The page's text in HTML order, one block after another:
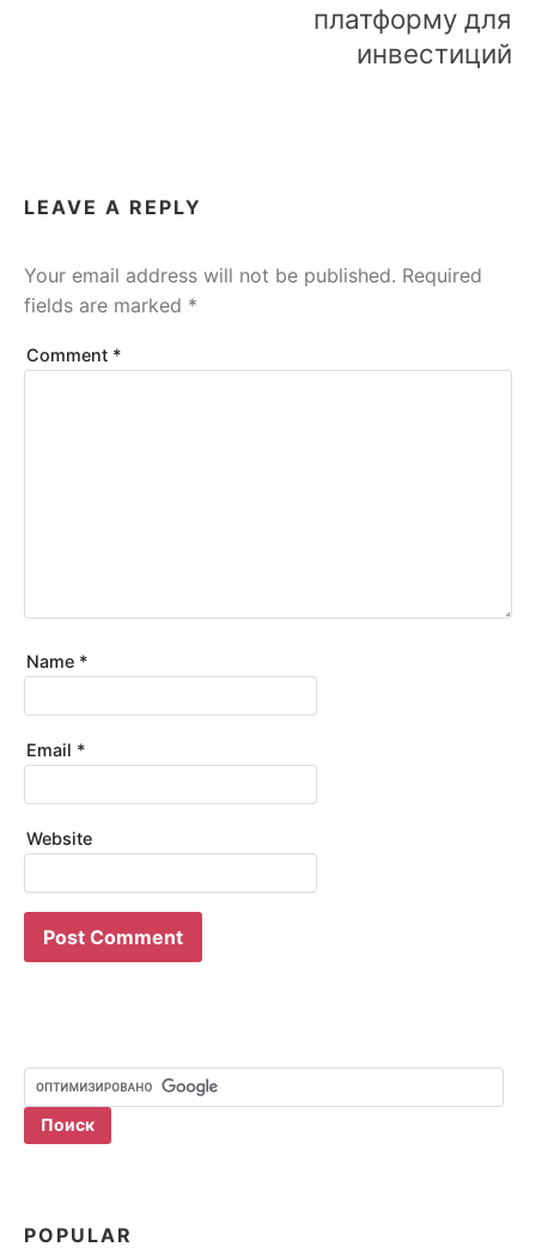
платформу для
инвестиций
LEAVE A REPLY
Your email address will not be published. Required
fields are marked *
Comment *
Name *
Email *
Website
POPULAR